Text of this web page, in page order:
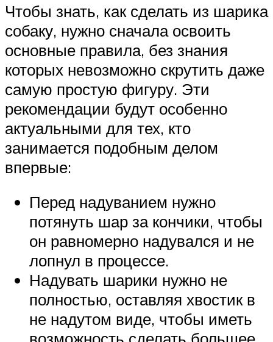
Чтобы знать, как сделать из шарика
собаку, нужно сначала освоить
основные правила, без знания
которых невозможно скрутить даже
самую простую фигуру. Эти
рекомендации будут особенно
актуальными для тех, кто
занимается подобным делом
впервые:
Перед надуванием нужно
потянуть шар за кончики, чтобы
он равномерно надувался и не
лопнул в процессе.
Надувать шарики нужно не
полностью, оставляя хвостик в
не надутом виде, чтобы иметь